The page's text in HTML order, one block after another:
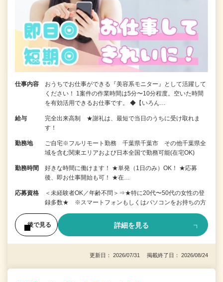
仕事内容
おうちでお仕事ができる『美容系モニター』として活躍して
ください！ 1案件の作業時間は5分〜10分程度。空いた時間
を有効活用できるお仕事です。 ◆【いろん…
給与
完全出来高制 ★謝礼は、最短で当日のうちに受け取れま
す！
勤務地
ご自宅※フルリモート勤務 千葉県千葉市 その他千葉県全
域を含む関東エリアおよび日本全国で勤務可能(在宅OK)
勤務時間
好きな時間に働けます！ ★単発（1日のみ）OK！ ★応募
後、即お仕事開始も可！ ★在…
応募資格
＜未経験者OK／年齢不問＞⇒★特に20代〜50代の女性の登
録多数★ ※スマートフォンもしくはパソコンをお持ちの方
後で見る 詳細を見る
更新日： 2026/07/31 掲載終了日： 2026/08/24